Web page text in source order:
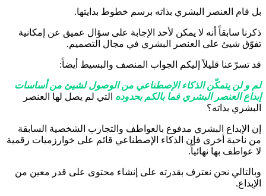
بل قام العنصر البشري بذاته برسم خطوط بدايتها.
ذكرنا سابقاً أنه لا يمكن لأحد الإجابة على سؤال عميق عن إمكانية
تفوّق شيئ على العنصر البشري في مجال التصميم.
قد تسرّعنا قليلاً إليكم الجواب المنصف والبسيط أيضاً:
لم و لن يتمكّن الذكاء الإصطناعي من الوصول لشيئ من أساسات
إبداع العنصر البشري فما بالكم بحدوده التي لم يصل لها العنصر
البشري بذاته؟
إن الإبداع البشري مدفوع بالعواطف والتجارب الشخصية السابقة
من ناحية أخرى فإن الذكاء الإصطناعي قائم على خوارزميات رقمية
لا عواطف بها نهائياً.
وبالتالي نحن نعترف بقدرته على إنشاء محتوى على قدر معين من
الإبداع.